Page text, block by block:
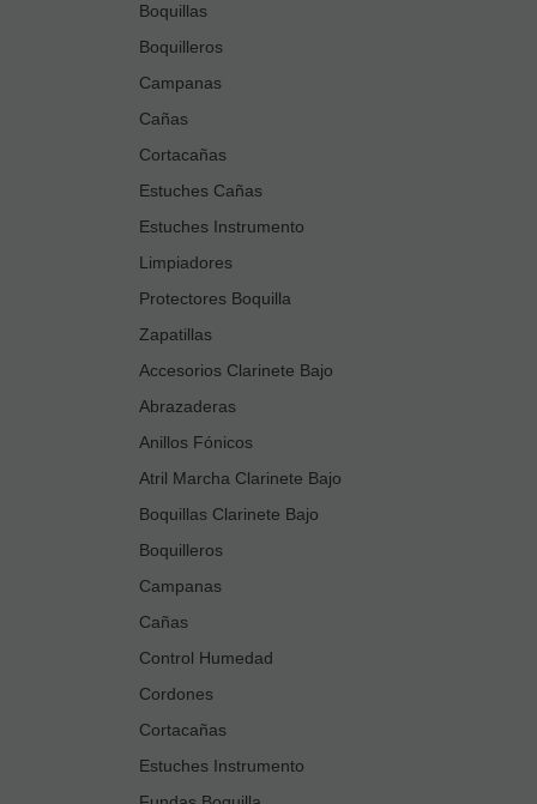
Boquillas
Boquilleros
Campanas
Cañas
Cortacañas
Estuches Cañas
Estuches Instrumento
Limpiadores
Protectores Boquilla
Zapatillas
Accesorios Clarinete Bajo
Abrazaderas
Anillos Fónicos
Atril Marcha Clarinete Bajo
Boquillas Clarinete Bajo
Boquilleros
Campanas
Cañas
Control Humedad
Cordones
Cortacañas
Estuches Instrumento